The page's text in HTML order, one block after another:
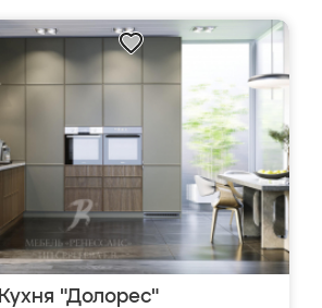
Кухня "Долорес"